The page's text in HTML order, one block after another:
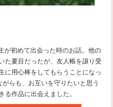
が初めて出会った時のお話。他の
た夏目だったが、友人帳を譲り受
に用心棒をしてもらうことになっ
らも、お互いを守りたいと思う
作品に出会えました。